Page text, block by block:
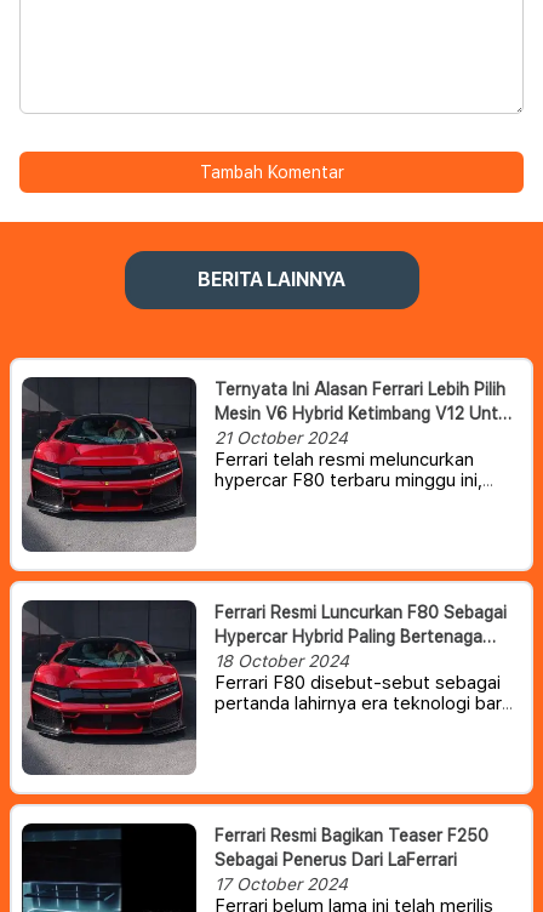
Tambah Komentar
BERITA LAINNYA
Ternyata Ini Alasan Ferrari Lebih Pilih
Mesin V6 Hybrid Ketimbang V12 Untuk
Hypercar F80
21 October 2024
Ferrari telah resmi meluncurkan
hypercar F80 terbaru minggu ini,
tidak dimiliki oleh F80 yang
membuat sebagian besar
penggemarnya kecewa, yakni fakta
bahwa mobil ini tidak memiliki mesin
V12.
Ferrari Resmi Luncurkan F80 Sebagai
Hypercar Hybrid Paling Bertenaga
Dalam Sejarah Perusahaan
18 October 2024
Ferrari F80 disebut-sebut sebagai
pertanda lahirnya era teknologi baru
twin-turbo sekaligus Ferrari paling
bertenaga yang pernah ada.
Ferrari Resmi Bagikan Teaser F250
Sebagai Penerus Dari LaFerrari
17 October 2024
Ferrari belum lama ini telah merilis